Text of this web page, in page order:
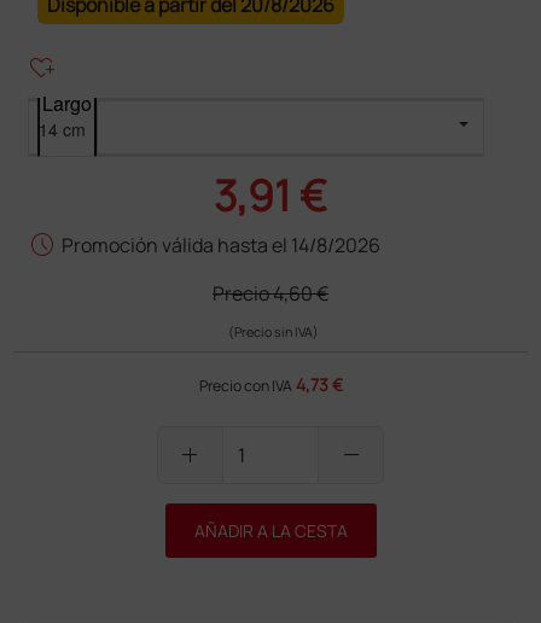
heart_plus
Largo
3,91 €
schedule Promoción válida hasta el 14/8/2026
Precio4,60 €
(Precio sin IVA)
Precio con IVA 4,73 €
add remove
AÑADIR A LA CESTA